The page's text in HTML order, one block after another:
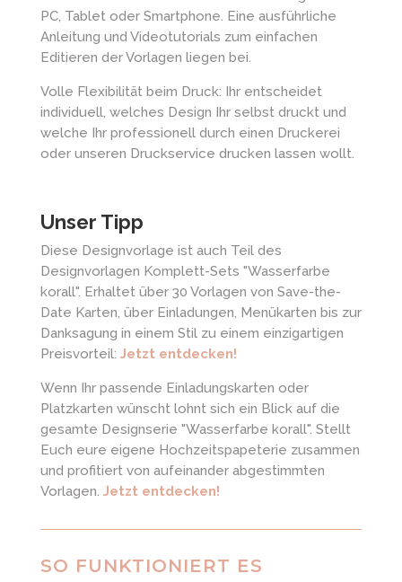
PC, Tablet oder Smartphone. Eine ausführliche
Anleitung und Videotutorials zum einfachen
Editieren der Vorlagen liegen bei.
Volle Flexibilität beim Druck: Ihr entscheidet
individuell, welches Design Ihr selbst druckt und
welche Ihr professionell durch einen Druckerei
oder unseren Druckservice drucken lassen wollt.
Unser Tipp
Diese Designvorlage ist auch Teil des
Designvorlagen Komplett-Sets "Wasserfarbe
korall". Erhaltet über 30 Vorlagen von Save-the-
Date Karten, über Einladungen, Menükarten bis zur
Danksagung in einem Stil zu einem einzigartigen
Preisvorteil: Jetzt entdecken!
Wenn Ihr passende Einladungskarten oder
Platzkarten wünscht lohnt sich ein Blick auf die
gesamte Designserie "Wasserfarbe korall". Stellt
Euch eure eigene Hochzeitspapeterie zusammen
und profitiert von aufeinander abgestimmten
Vorlagen. Jetzt entdecken!
SO FUNKTIONIERT ES